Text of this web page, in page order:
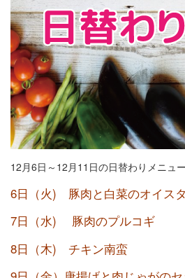
12月6日～12月11日の日替わりメニュー
6日（火) 豚肉と白菜のオイス
7日（水) 豚肉のプルコギ
8日（木) チキン南蛮